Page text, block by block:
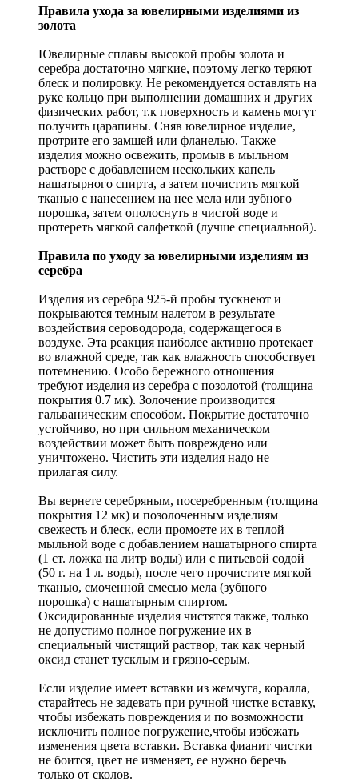
Правила ухода за ювелирными изделиями из
золота
Ювелирные сплавы высокой пробы золота и
серебра достаточно мягкие, поэтому легко теряют
блеск и полировку. Не рекомендуется оставлять на
руке кольцо при выполнении домашних и других
физических работ, т.к поверхность и камень могут
получить царапины. Сняв ювелирное изделие,
протрите его замшей или фланелью. Также
изделия можно освежить, промыв в мыльном
растворе с добавлением нескольких капель
нашатырного спирта, а затем почистить мягкой
тканью с нанесением на нее мела или зубного
порошка, затем ополоснуть в чистой воде и
протереть мягкой салфеткой (лучше специальной).
Правила по уходу за ювелирными изделиям из
серебра
Изделия из серебра 925-й пробы тускнеют и
покрываются темным налетом в результате
воздействия сероводорода, содержащегося в
воздухе. Эта реакция наиболее активно протекает
во влажной среде, так как влажность способствует
потемнению. Особо бережного отношения
требуют изделия из серебра с позолотой (толщина
покрытия 0.7 мк). Золочение производится
гальваническим способом. Покрытие достаточно
устойчиво, но при сильном механическом
воздействии может быть повреждено или
уничтожено. Чистить эти изделия надо не
прилагая силу.
Вы вернете серебряным, посеребренным (толщина
покрытия 12 мк) и позолоченным изделиям
свежесть и блеск, если промоете их в теплой
мыльной воде с добавлением нашатырного спирта
(1 ст. ложка на литр воды) или с питьевой содой
(50 г. на 1 л. воды), после чего прочистите мягкой
тканью, смоченной смесью мела (зубного
порошка) с нашатырным спиртом.
Оксидированные изделия чистятся также, только
не допустимо полное погружение их в
специальный чистящий раствор, так как черный
оксид станет тусклым и грязно-серым.
Если изделие имеет вставки из жемчуга, коралла,
старайтесь не задевать при ручной чистке вставку,
чтобы избежать повреждения и по возможности
исключить полное погружение,чтобы избежать
изменения цвета вставки. Вставка фианит чистки
не боится, цвет не изменяет, ее нужно беречь
только от сколов.